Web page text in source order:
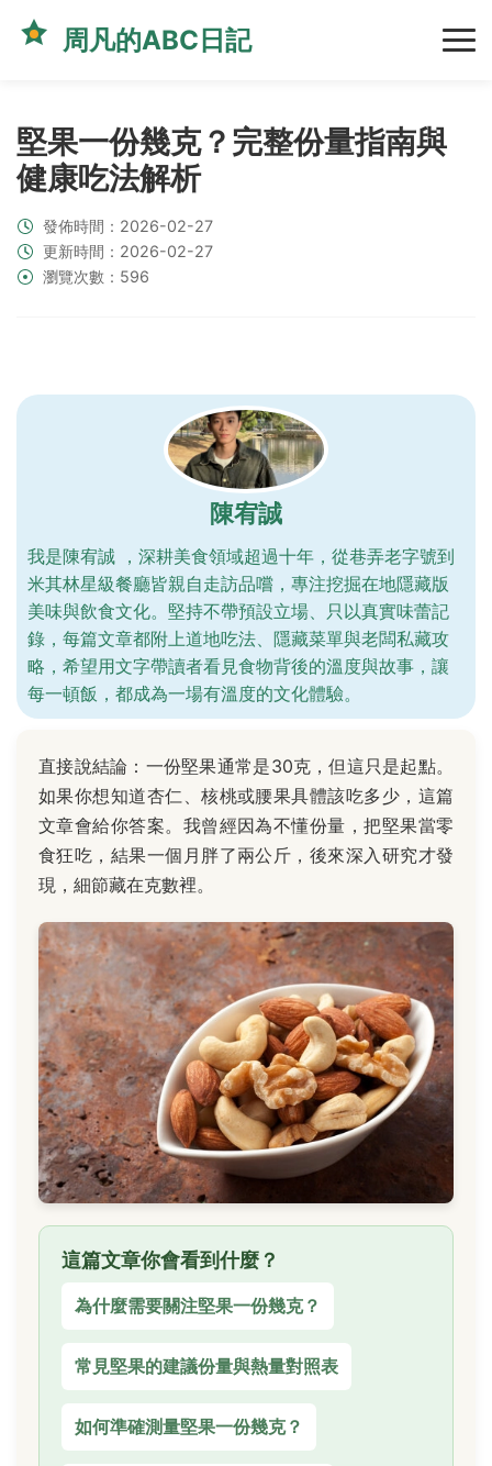
周凡的ABC日記
堅果一份幾克？完整份量指南與
健康吃法解析
發佈時間：2026-02-27
更新時間：2026-02-27
瀏覽次數：596
陳宥誠
我是陳宥誠 ，深耕美食領域超過十年，從巷弄老字號到
米其林星級餐廳皆親自走訪品嚐，專注挖掘在地隱藏版
美味與飲食文化。堅持不帶預設立場、只以真實味蕾記
錄，每篇文章都附上道地吃法、隱藏菜單與老闆私藏攻
略，希望用文字帶讀者看見食物背後的溫度與故事，讓
每一頓飯，都成為一場有溫度的文化體驗。
直接說結論：一份堅果通常是30克，但這只是起點。
如果你想知道杏仁、核桃或腰果具體該吃多少，這篇
文章會給你答案。我曾經因為不懂份量，把堅果當零
食狂吃，結果一個月胖了兩公斤，後來深入研究才發
現，細節藏在克數裡。
這篇文章你會看到什麼？
為什麼需要關注堅果一份幾克？
常見堅果的建議份量與熱量對照表
如何準確測量堅果一份幾克？